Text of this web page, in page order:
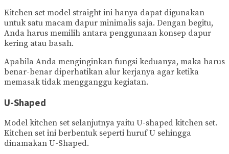
Kitchen set model straight ini hanya dapat digunakan
untuk satu macam dapur minimalis saja. Dengan begitu,
Anda harus memilih antara penggunaan konsep dapur
kering atau basah.
Apabila Anda menginginkan fungsi keduanya, maka harus
benar-benar diperhatikan alur kerjanya agar ketika
memasak tidak mengganggu kegiatan.
U-Shaped
Model kitchen set selanjutnya yaitu U-shaped kitchen set.
Kitchen set ini berbentuk seperti huruf U sehingga
dinamakan U-Shaped.